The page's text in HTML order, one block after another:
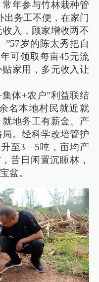
年参与竹林栽种管
出务工不便，在家门
入，顾家增收两不
岁的陈太秀把自
可领取每亩45元流
家用，多元收入让
体+农户”利益联结
名本地村民就近就
地务工有薪金、产
。经科学改培管护
至3—5吨，亩均产
昔日闲置沉睡林，
盆。